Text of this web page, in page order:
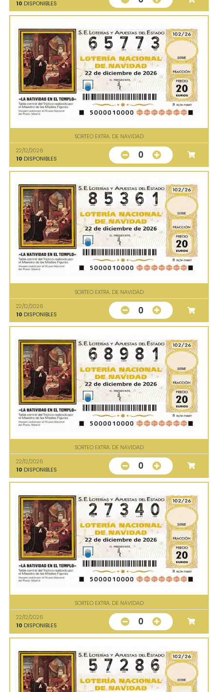
10 DISPONIBLES
SORTEO EXTRA. DE NAVIDAD
22/12/2026
10 DISPONIBLES 0
SORTEO EXTRA. DE NAVIDAD
22/12/2026
10 DISPONIBLES 0
SORTEO EXTRA. DE NAVIDAD
22/12/2026
10 DISPONIBLES 0
SORTEO EXTRA. DE NAVIDAD
22/12/2026
10 DISPONIBLES 0